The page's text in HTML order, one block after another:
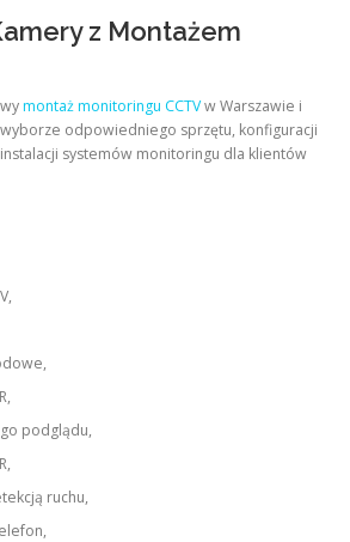
z Montażem
montaż monitoringu CCTVw Warszawie i
odpowiedniego sprzętu, konfiguracji
systemów monitoringu dla klientów
podglądu,
ruchu,